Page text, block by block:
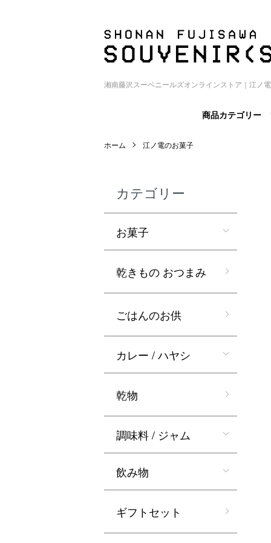
湘南藤沢スーベニールズオンラインストア｜江ノ
商品カテゴリー
ホーム 江ノ電のお菓子
カテゴリー
お菓子
乾きもの おつまみ
ごはんのお供
カレー / ハヤシ
乾物
調味料 / ジャム
飲み物
ギフトセット